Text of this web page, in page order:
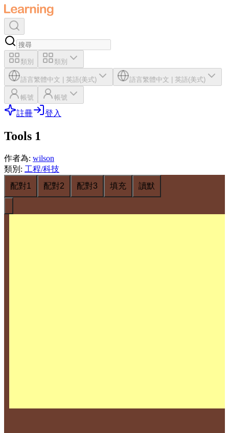
類別 類別
語言繁體中文 英語(美式) 語言繁體中文 英語(美式)
帳號 帳號
註冊 登入
Tools 1
作者為: wilson
類別 : 工程/科技
配對1
配對2 配對3 填充 讀默